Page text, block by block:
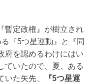
暫定政権』が樹立され
『5つ星運動』と『同
府を認めるわけにはい
ていたので、夏、ある
た矢先、
『5つ星運